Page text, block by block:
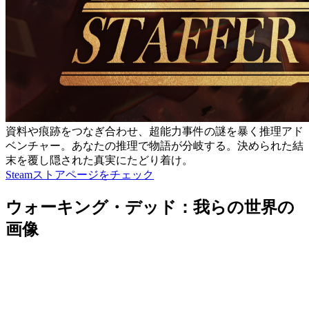
資料や痕跡をつなぎ合わせ、超能力事件の謎を暴く推理アド
ベンチャー。あなたの推理で物語が分岐する。決められた結
末を覆し隠された真実にたどり着け。
Steamストアページをチェック
ウォーキング・デッド：我らの世界の
画像